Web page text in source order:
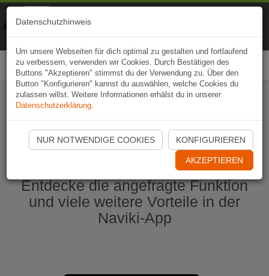
Naviki App jetzt öffnen
Entdecke die angefragte Funktion
und viele weitere Vorteile in der
Naviki-App
Datenschutzhinweis
Um unsere Webseiten für dich optimal zu gestalten und fortlaufend
zu verbessern, verwenden wir Cookies. Durch Bestätigen des
Buttons "Akzeptieren" stimmst du der Verwendung zu. Über den
Button "Konfigurieren" kannst du auswählen, welche Cookies du
zulassen willst. Weitere Informationen erhälst du in unserer
Datenschutzerklärung.
NUR NOTWENDIGE COOKIES KONFIGURIEREN
AKZEPTIEREN
Naviki